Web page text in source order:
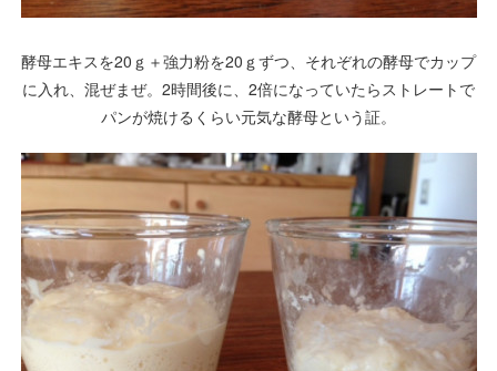
酵母エキスを20ｇ＋強力粉を20ｇずつ、それぞれの酵母でカップ
に入れ、混ぜまぜ。2時間後に、2倍になっていたらストレートで
パンが焼けるくらい元気な酵母という証。